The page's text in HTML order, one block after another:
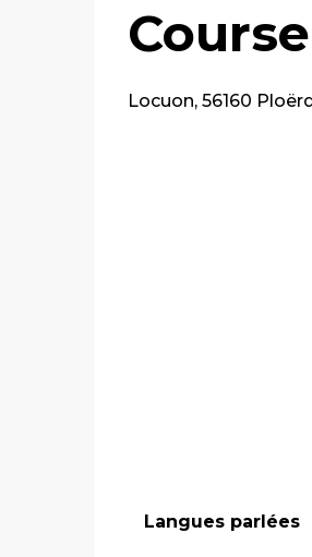
Locuon, 56160
Langues parlées
Langues parlées